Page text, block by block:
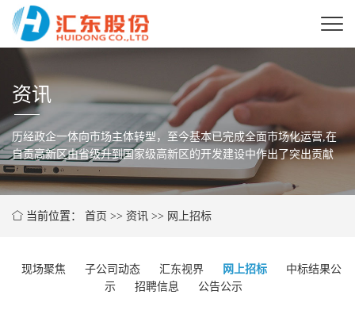
资讯
历经政企一体向市场主体转型，至今基本已完成全面市场化运营,在
自贡高新区由省级升到国家级高新区的开发建设中作出了突出贡献
当前位置： 首页 >> 资讯 >> 网上招标
现场聚焦 子公司动态 汇东视界 网上招标
中标结果公
示
招聘信息 公告公示